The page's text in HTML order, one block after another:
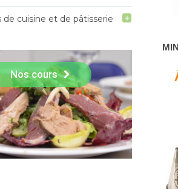
de cuisine et de pâtisserie add
Nos cours